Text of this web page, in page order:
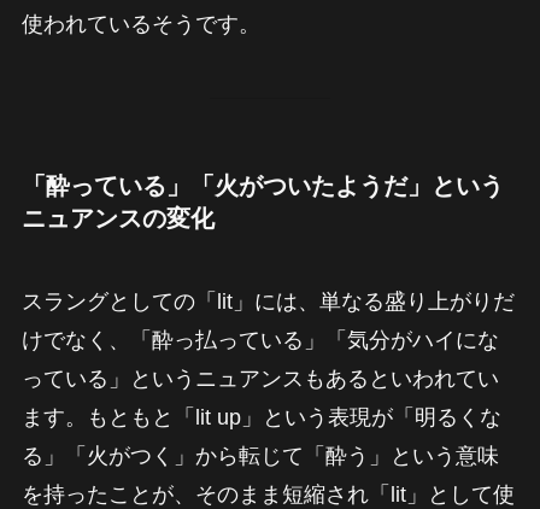
使われているそうです。
「酔っている」「火がついたようだ」という
ニュアンスの変化
スラングとしての「lit」には、単なる盛り上がりだ
けでなく、「酔っ払っている」「気分がハイにな
っている」というニュアンスもあるといわれてい
ます。もともと「lit up」という表現が「明るくな
る」「火がつく」から転じて「酔う」という意味
を持ったことが、そのまま短縮され「lit」として使